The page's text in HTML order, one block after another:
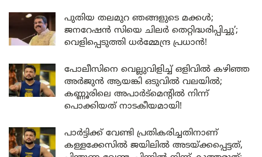
പുതിയ തലമുറ ഞങ്ങളുടെ മക്കൾ;
ജനറേഷൻ സിയെ ചിലർ തെറ്റിദ്ധരിപ്പിച്ചു’;
വെളിപ്പെടുത്തി ധർമ്മേന്ദ്ര പ്രധാൻ!
പോലീസിനെ വെല്ലുവിളിച്ച് ഒളിവിൽ കഴിഞ്ഞ
അർജുൻ ആയങ്കി ഒടുവിൽ വലയിൽ;
കണ്ണൂരിലെ അപാർട്മെന്റിൽ നിന്ന്
പൊക്കിയത് നാടകീയമായി!
പാർട്ടിക്ക് വേണ്ടി പ്രതികരിച്ചതിനാണ്
കള്ളക്കേസിൽ ജയിലിൽ അടയ്ക്കപ്പെട്ടത്,